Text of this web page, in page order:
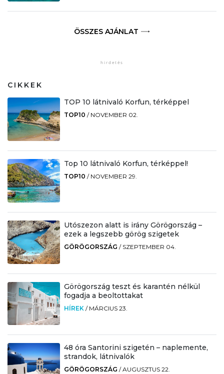
ÖSSZES AJÁNLAT
CIKKEK
TOP 10 látnivaló Korfun, térképpel
TOP10 / NOVEMBER 02.
Top 10 látnivaló Korfun, térképpel!
TOP10 / NOVEMBER 29.
Utószezon alatt is irány Görögország –
ezek a legszebb görög szigetek
GÖRÖGORSZÁG / SZEPTEMBER 04.
Görögország teszt és karantén nélkül
fogadja a beoltottakat
HÍREK / MÁRCIUS 23.
48 óra Santorini szigetén – naplemente,
strandok, látnivalók
GÖRÖGORSZÁG /AUGUSZTUS 22.